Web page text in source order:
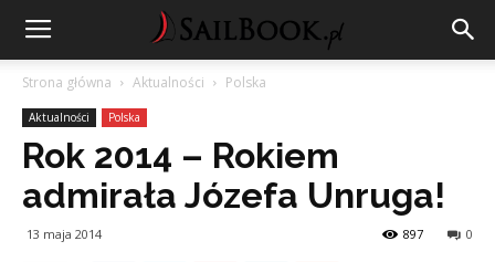
Strona główna Aktualności Polska
Aktualności Polska
Rok 2014 – Rokiem
admirała Józefa Unruga!
13 maja 2014 0
897